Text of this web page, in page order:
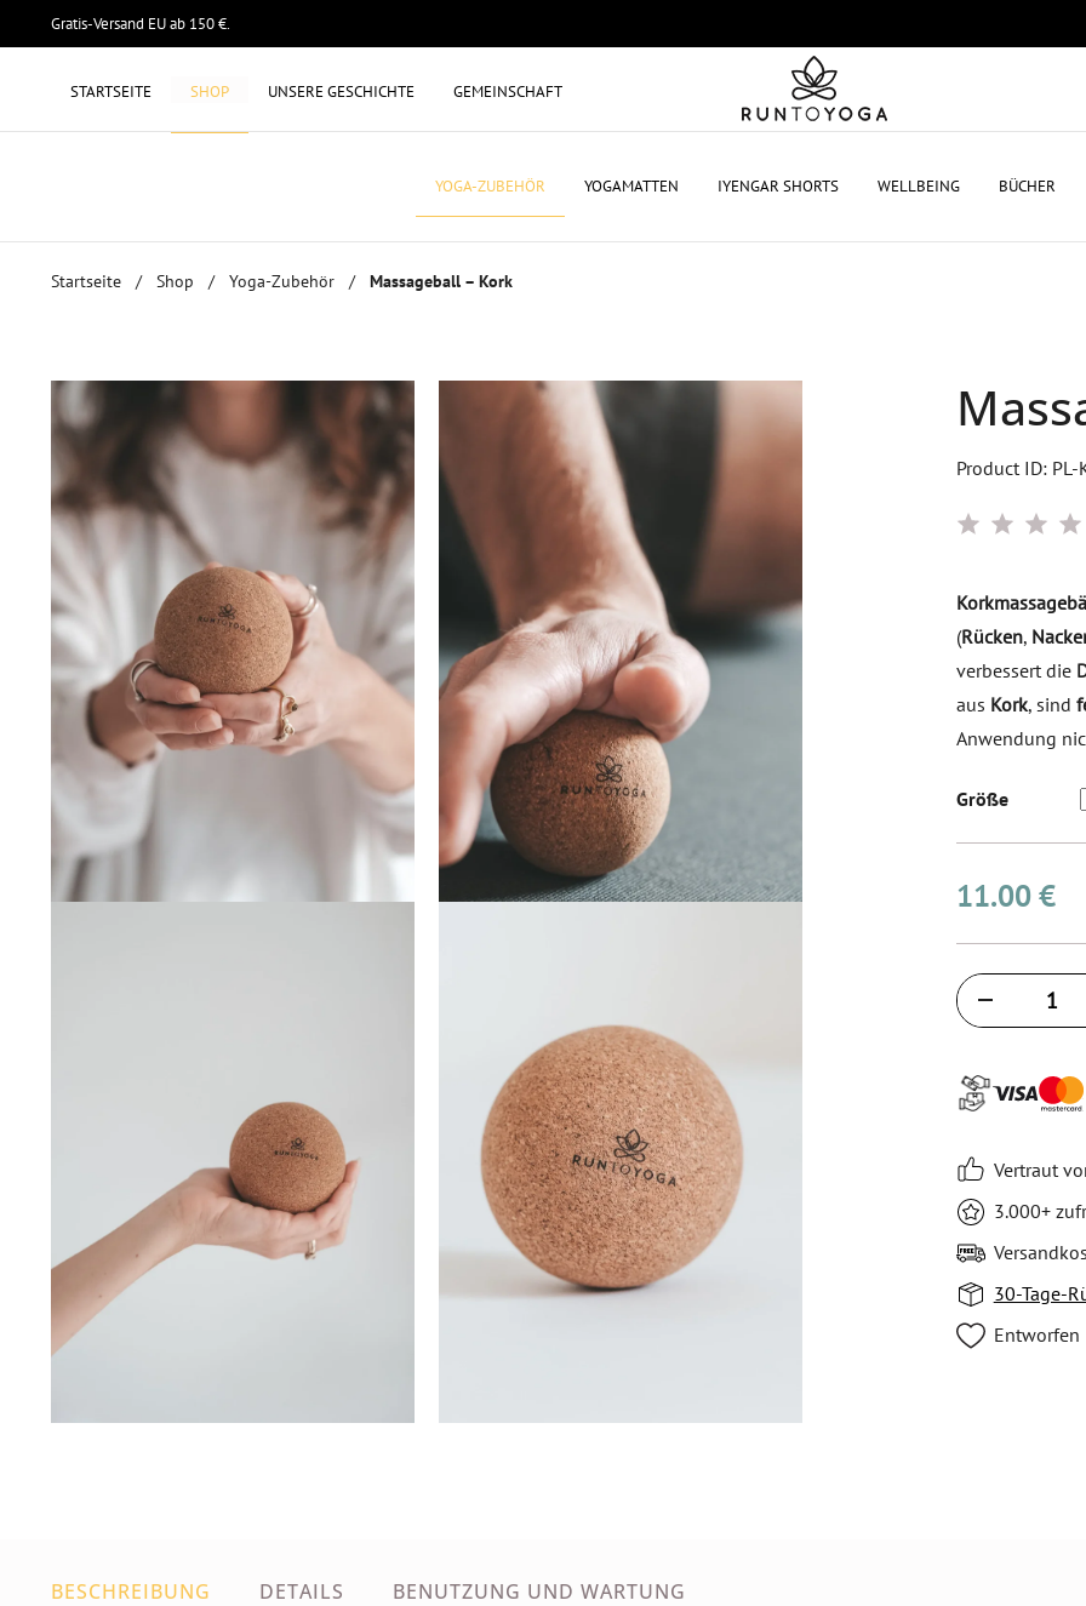
Gratis-Versand EU ab 150 €.
STARTSEITE SHOP UNSERE GESCHICHTE GEMEINSCHAFT
YOGA-ZUBEHÖR YOGAMATTEN IYENGAR SHORTS WELLBEING BÜCHER
Startseite / Shop / Yoga-Zubehör / Massageball – Kork
Product ID: PL-
(Rücken,
verbessert die
aus Kork, sind
Anwendung
Größe
11.00 €
Količina
Vertraut
3.000+
30-Tage-
Entworfen
BESCHREIBUNG DETAILS BENUTZUNG UND WARTUNG